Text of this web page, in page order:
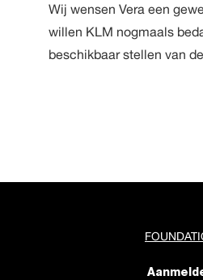
Wij wensen Vera een
willen KLM nogmaals
beschikbaar stellen van